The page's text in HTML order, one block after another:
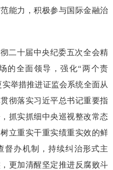
能力，积极参与国际金融治
二十届中央纪委五次全会精
的全面领导，强化“两个责
举措推进证监会系统全面从
彻落实习近平总书记重要指
抓实抓细中央巡视整改常态
立重实干重实绩重实效的鲜
督办机制，持续纠治形式主
更加清醒坚定推进反腐败斗